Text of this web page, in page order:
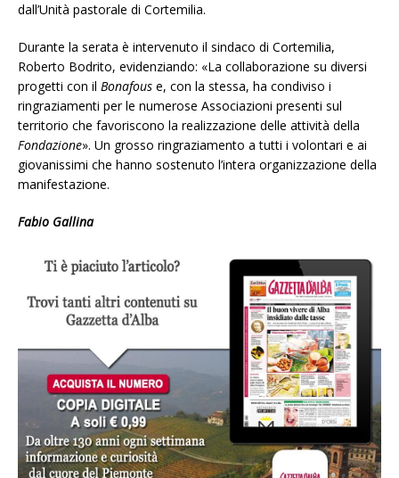
dall’Unità pastorale di Cortemilia.
Durante la serata è intervenuto il sindaco di Cortemilia,
Roberto Bodrito, evidenziando: «La collaborazione su diversi
progetti con il Bonafous e, con la stessa, ha condiviso i
ringraziamenti per le numerose Associazioni presenti sul
territorio che favoriscono la realizzazione delle attività della
Fondazione». Un grosso ringraziamento a tutti i volontari e ai
giovanissimi che hanno sostenuto l’intera organizzazione della
manifestazione.
Fabio Gallina